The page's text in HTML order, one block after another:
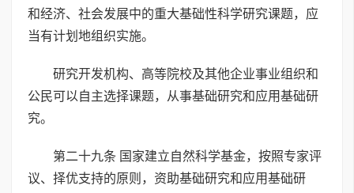
和经济、社会发展中的重大基础性科学研究课题，应
当有计划地组织实施。
研究开发机构、高等院校及其他企业事业组织和
公民可以自主选择课题，从事基础研究和应用基础研
究。
第二十九条 国家建立自然科学基金，按照专家评
议、择优支持的原则，资助基础研究和应用基础研